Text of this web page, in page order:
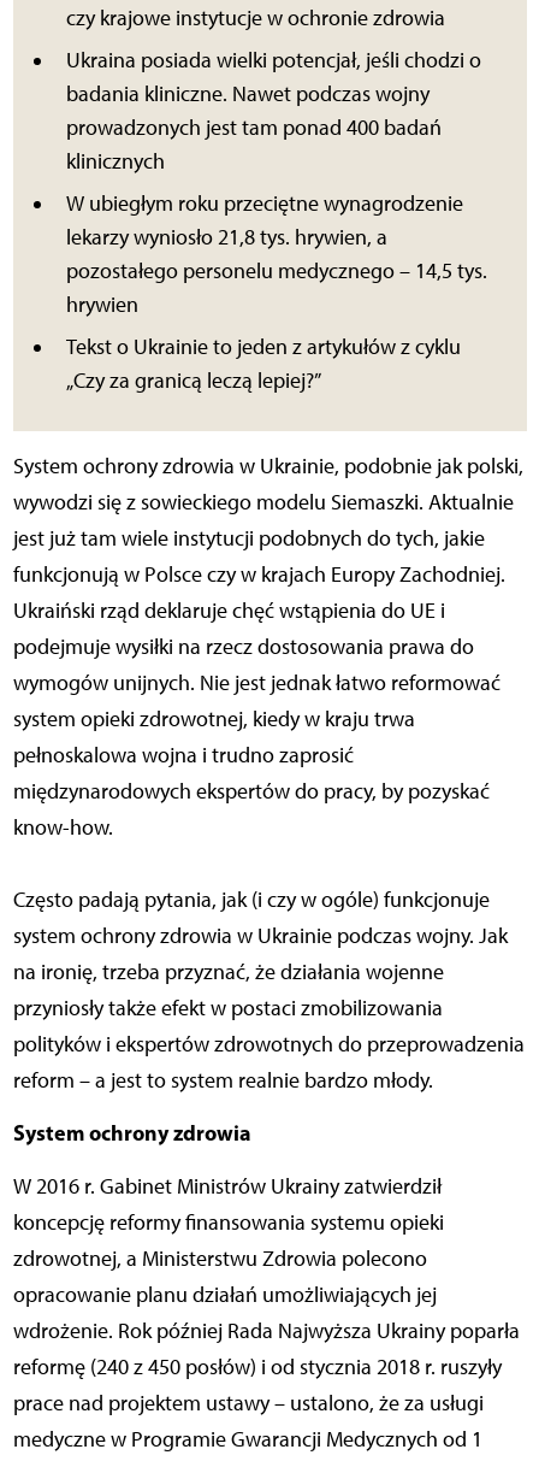
czy krajowe instytucje w ochronie zdrowia
Ukraina posiada wielki potencjał, jeśli chodzi o
badania kliniczne. Nawet podczas wojny
prowadzonych jest tam ponad 400 badań
klinicznych
W ubiegłym roku przeciętne wynagrodzenie
lekarzy wyniosło 21,8 tys. hrywien, a
pozostałego personelu medycznego – 14,5 tys.
hrywien
Tekst o Ukrainie to jeden z artykułów z cyklu
„Czy za granicą leczą lepiej?”
System ochrony zdrowia w Ukrainie, podobnie jak polski,
wywodzi się z sowieckiego modelu Siemaszki. Aktualnie
jest już tam wiele instytucji podobnych do tych, jakie
funkcjonują w Polsce czy w krajach Europy Zachodniej.
Ukraiński rząd deklaruje chęć wstąpienia do UE i
podejmuje wysiłki na rzecz dostosowania prawa do
wymogów unijnych. Nie jest jednak łatwo reformować
system opieki zdrowotnej, kiedy w kraju trwa
pełnoskalowa wojna i trudno zaprosić
międzynarodowych ekspertów do pracy, by pozyskać
know-how.
Często padają pytania, jak (i czy w ogóle) funkcjonuje
system ochrony zdrowia w Ukrainie podczas wojny. Jak
na ironię, trzeba przyznać, że działania wojenne
przyniosły także efekt w postaci zmobilizowania
polityków i ekspertów zdrowotnych do przeprowadzenia
reform – a jest to system realnie bardzo młody.
System ochrony zdrowia
W 2016 r. Gabinet Ministrów Ukrainy zatwierdził
koncepcję reformy finansowania systemu opieki
zdrowotnej, a Ministerstwu Zdrowia polecono
opracowanie planu działań umożliwiających jej
wdrożenie. Rok później Rada Najwyższa Ukrainy poparła
reformę (240 z 450 posłów) i od stycznia 2018 r. ruszyły
prace nad projektem ustawy – ustalono, że za usługi
medyczne w Programie Gwarancji Medycznych od 1